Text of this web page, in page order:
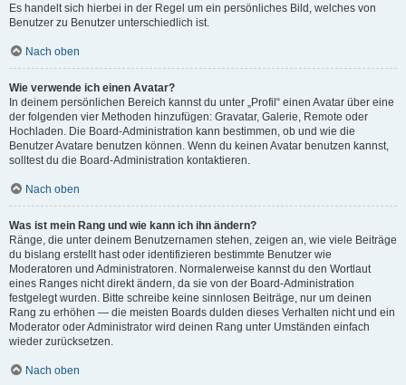
Es handelt sich hierbei in der Regel um ein persönliches Bild, welches von
Benutzer zu Benutzer unterschiedlich ist.
Nach oben
Wie verwende ich einen Avatar?
In deinem persönlichen Bereich kannst du unter „Profil“ einen Avatar über eine
der folgenden vier Methoden hinzufügen: Gravatar, Galerie, Remote oder
Hochladen. Die Board-Administration kann bestimmen, ob und wie die
Benutzer Avatare benutzen können. Wenn du keinen Avatar benutzen kannst,
solltest du die Board-Administration kontaktieren.
Nach oben
Was ist mein Rang und wie kann ich ihn ändern?
Ränge, die unter deinem Benutzernamen stehen, zeigen an, wie viele Beiträge
du bislang erstellt hast oder identifizieren bestimmte Benutzer wie
Moderatoren und Administratoren. Normalerweise kannst du den Wortlaut
eines Ranges nicht direkt ändern, da sie von der Board-Administration
festgelegt wurden. Bitte schreibe keine sinnlosen Beiträge, nur um deinen
Rang zu erhöhen — die meisten Boards dulden dieses Verhalten nicht und ein
Moderator oder Administrator wird deinen Rang unter Umständen einfach
wieder zurücksetzen.
Nach oben